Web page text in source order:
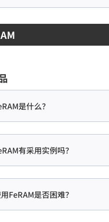
是什么？
有采用实例吗？
FeRAM是否困难？